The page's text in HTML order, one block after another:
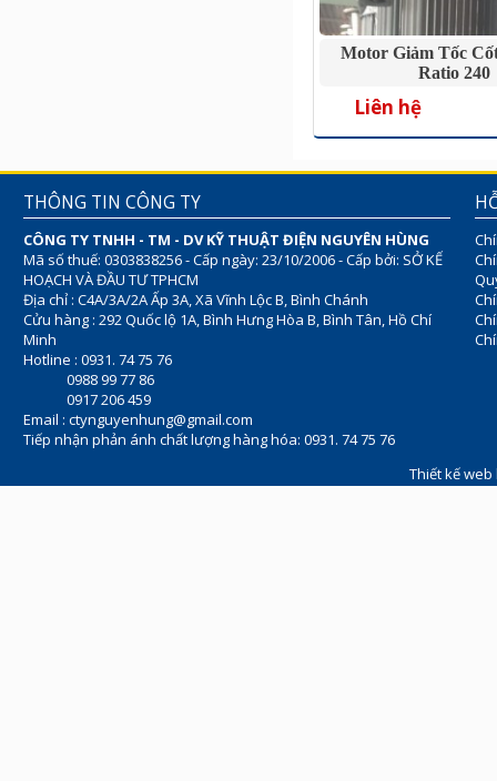
Motor Giảm Tốc
Ratio 240
Liên hệ
THÔNG TIN CÔNG TY
CÔNG TY TNHH - TM - DV KỸ THUẬT ĐIỆN NGUYÊN HÙNG
Mã số thuế: 0303838256 - Cấp ngày: 23/10/2006 - Cấp bởi: SỞ KẾ
HOẠCH VÀ ĐẦU TƯ TPHCM
Địa chỉ : C4A/3A/2A Ấp 3A, Xã Vĩnh Lộc B, Bình Chánh
Cửu hàng : 292 Quốc lộ 1A, Bình Hưng Hòa B, Bình Tân, Hồ Chí
Minh
Hotline : 0931. 74 75 76
0988 99 77 86
0917 206 459
Email : ctynguyenhung@gmail.com
Tiếp nhận phản ánh chất lượng hàng hóa: 0931. 74 75 76
Thiết kế web